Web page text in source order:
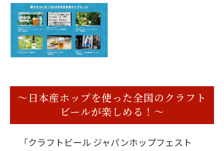
～日本産ホップを使った全国のクラフト
ビールが楽しめる！～
「クラフトビール ジャパンホップフェスト